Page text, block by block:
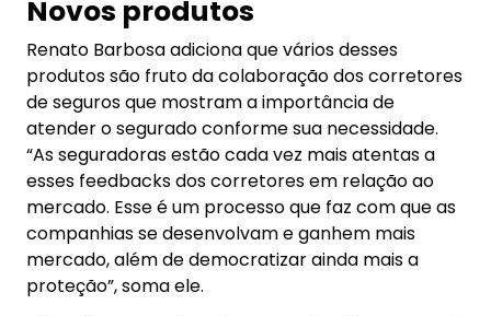
Novos produtos
Renato Barbosa adiciona que vários desses
produtos são fruto da colaboração dos corretores
de seguros que mostram a importância de
atender o segurado conforme sua necessidade.
“As seguradoras estão cada vez mais atentas a
esses feedbacks dos corretores em relação ao
mercado. Esse é um processo que faz com que as
companhias se desenvolvam e ganhem mais
mercado, além de democratizar ainda mais a
proteção”, soma ele.